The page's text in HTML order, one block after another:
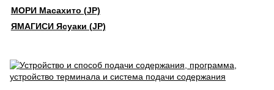
МОРИ Масахито (JP)
ЯМАГИСИ Ясуаки (JP)